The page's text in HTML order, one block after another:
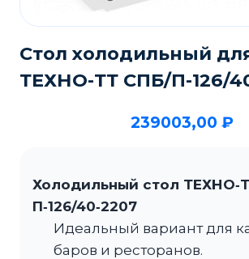
Стол холодильный
ТЕХНО-ТТ СПБ/П-126/
239003,00 ₽
Холодильный стол
П‑126/40‑2207
Идеальный вариант для
баров и ресторанов.